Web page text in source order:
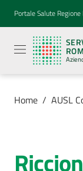
Vai al contenuto
Vai alla
Vai al footer
Portale Salute
Sanitario
Regionale
Emilia-
Romagna
Azienda
Sanitaria
Locale della
Azienda
Home / AUSL
Salta al